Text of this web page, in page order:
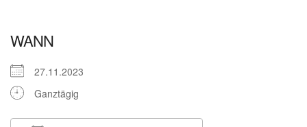
WANN
27.11.2023
Ganztägig